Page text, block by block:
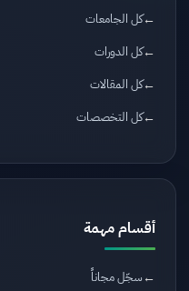
كل الجامعات
كل الدورات
كل المقالات
كل التخصصات
أقسام مهمة
سجّل مجاناً